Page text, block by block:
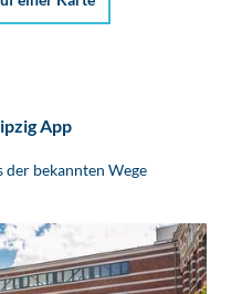
App
der bekannten Wege